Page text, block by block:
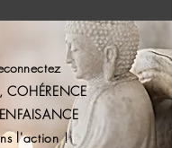
nectez
COHÉRENCE
l'action !